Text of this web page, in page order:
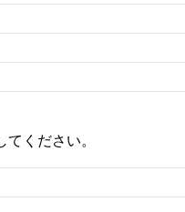
てください。